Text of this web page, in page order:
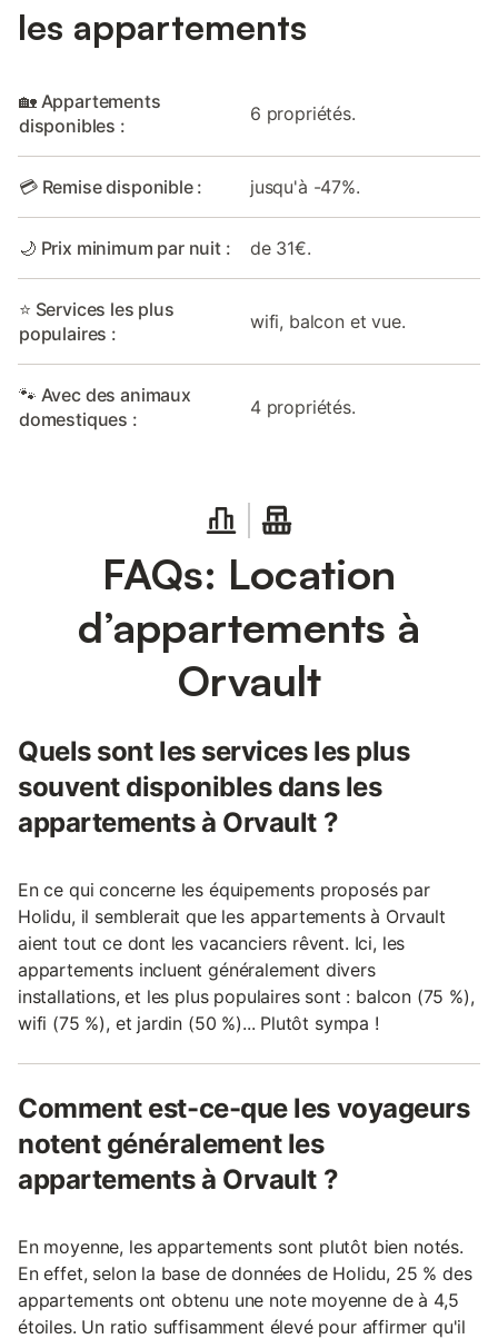
les appartements
🏡 Appartements
disponibles :
6 propriétés.
💳 Remise disponible : jusqu'à -47%.
🌙 Prix minimum par nuit : de 31€.
⭐ Services les plus
populaires :
wifi, balcon et vue.
🐾 Avec des animaux
domestiques :
4 propriétés.
FAQs: Location
d’appartements à
Orvault
Quels sont les services les plus
souvent disponibles dans les
appartements à Orvault ?
En ce qui concerne les équipements proposés par
Holidu, il semblerait que les appartements à Orvault
aient tout ce dont les vacanciers rêvent. Ici, les
appartements incluent généralement divers
installations, et les plus populaires sont : balcon (75 %),
wifi (75 %), et jardin (50 %)... Plutôt sympa !
Comment est-ce-que les voyageurs
notent généralement les
appartements à Orvault ?
En moyenne, les appartements sont plutôt bien notés.
En effet, selon la base de données de Holidu, 25 % des
appartements ont obtenu une note moyenne de à 4,5
étoiles. Un ratio suffisamment élevé pour affirmer qu'il